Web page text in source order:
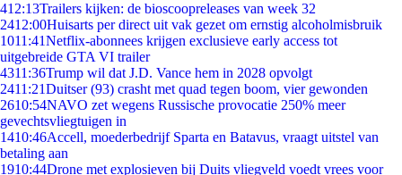
412:13Trailers kijken: de bioscoopreleases van week 32
2412:00Huisarts per direct uit vak gezet om ernstig alcoholmisbruik
1011:41Netflix-abonnees krijgen exclusieve early access tot
uitgebreide GTA VI trailer
4311:36Trump wil dat J.D. Vance hem in 2028 opvolgt
2411:21Duitser (93) crasht met quad tegen boom, vier gewonden
2610:54NAVO zet wegens Russische provocatie 250% meer
gevechtsvliegtuigen in
1410:46Accell, moederbedrijf Sparta en Batavus, vraagt uitstel van
betaling aan
1910:44Drone met explosieven bij Duits vliegveld voedt vrees voor